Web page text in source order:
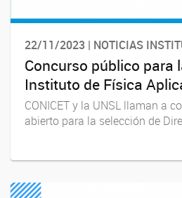
22/11/2023 | NOTICIAS
Concurso público para
Instituto de Física
CONICET y la UNSL llaman a
abierto para la selección de